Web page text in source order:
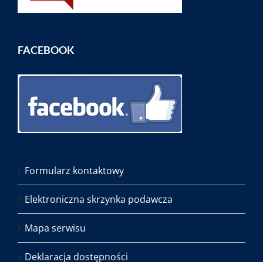
FACEBOOK
Formularz kontaktowy
Elektroniczna skrzynka podawcza
Mapa serwisu
Deklaracja dostępności